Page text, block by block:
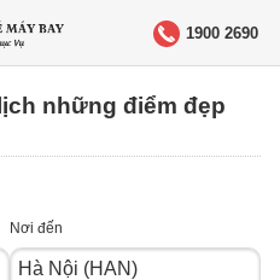
1900 2690
những điểm đẹp
Nơi đến